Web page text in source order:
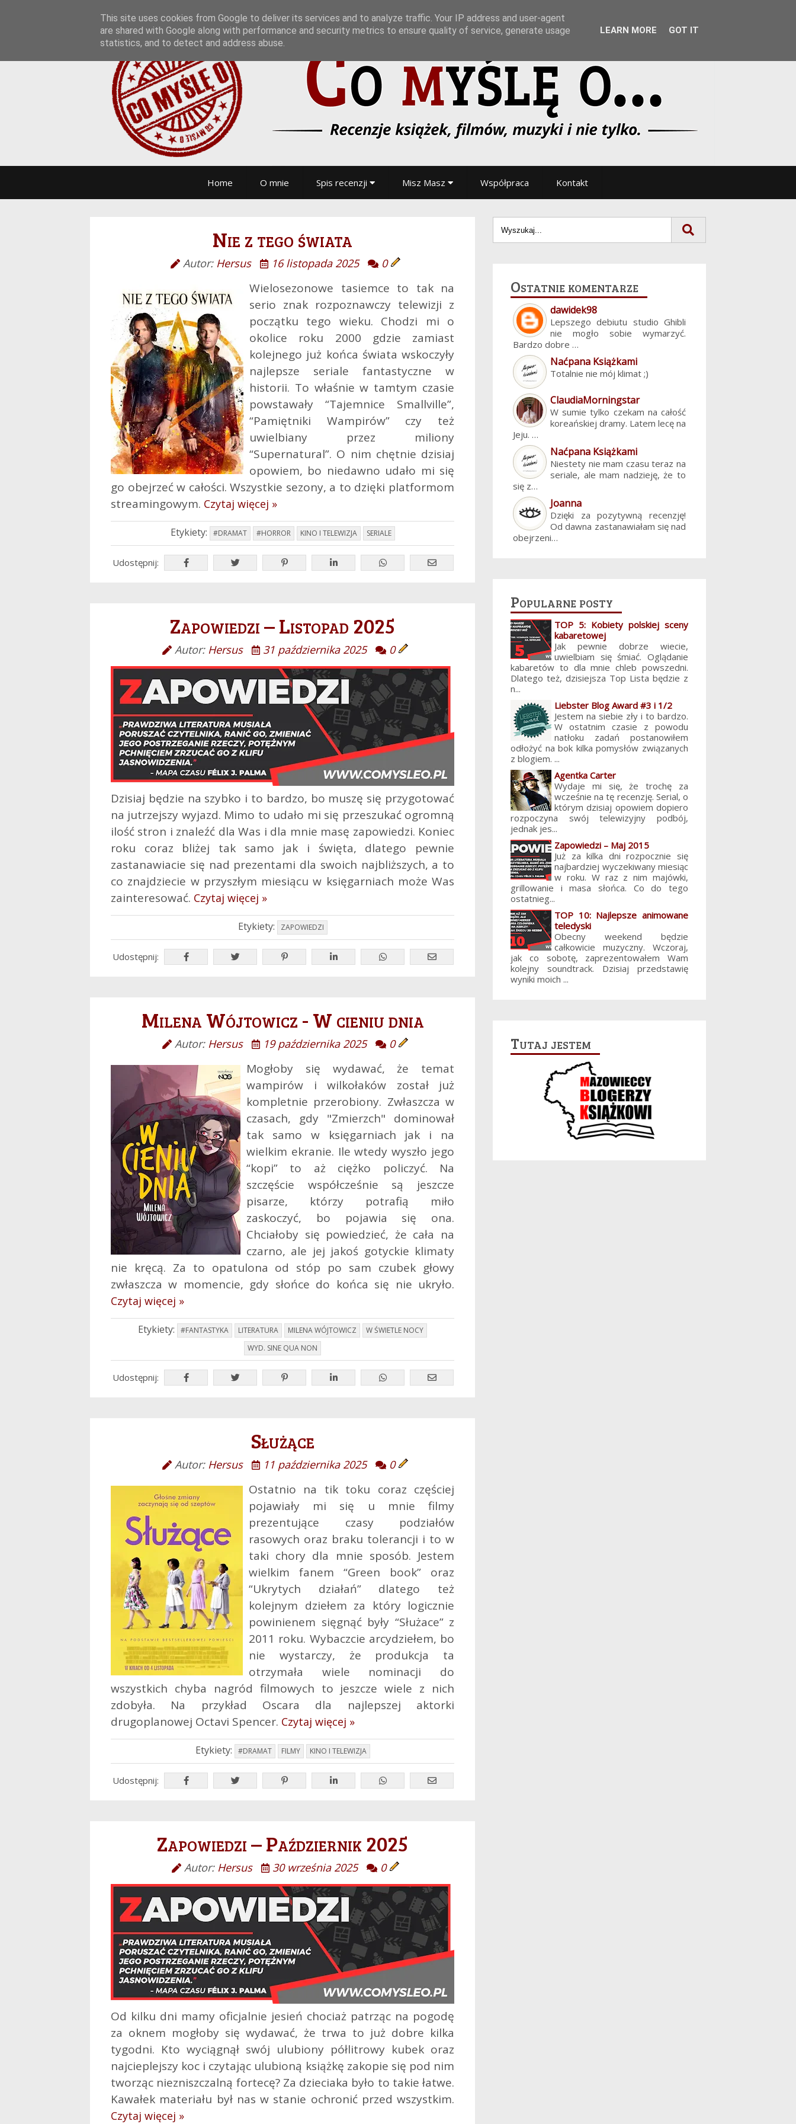
Home O mnie Spis recenzji Misz Masz Współpraca Kontakt
Nie z tego świata
Autor: Hersus 16 listopada 2025 0
Wielosezonowe tasiemce to tak na
serio znak rozpoznawczy telewizji z
początku tego wieku. Chodzi mi o
okolice roku 2000 gdzie zamiast
kolejnego już końca świata wskoczyły
najlepsze seriale fantastyczne w
historii. To właśnie w tamtym czasie
powstawały “Tajemnice Smallville”,
“Pamiętniki Wampirów” czy też
uwielbiany przez miliony
“Supernatural”. O nim chętnie dzisiaj
opowiem, bo niedawno udało mi się
go obejrzeć w całości. Wszystkie sezony, a to dzięki platformom
streamingowym. Czytaj więcej »
Etykiety: #DRAMAT #HORROR KINO I TELEWIZJA SERIALE
Udostępnij:
Zapowiedzi – Listopad 2025
Autor: Hersus 31 października 2025 0
Dzisiaj będzie na szybko i to bardzo, bo muszę się przygotować
na jutrzejszy wyjazd. Mimo to udało mi się przeszukać ogromną
ilość stron i znaleźć dla Was i dla mnie masę zapowiedzi. Koniec
roku coraz bliżej tak samo jak i święta, dlatego pewnie
zastanawiacie się nad prezentami dla swoich najbliższych, a to
co znajdziecie w przyszłym miesiącu w księgarniach może Was
zainteresować. Czytaj więcej »
Etykiety: ZAPOWIEDZI
Udostępnij:
Milena Wójtowicz - W cieniu dnia
Autor: Hersus 19 października 2025 0
Mogłoby się wydawać, że temat
wampirów i wilkołaków został już
kompletnie przerobiony. Zwłaszcza w
czasach, gdy "Zmierzch" dominował
tak samo w księgarniach jak i na
wielkim ekranie. Ile wtedy wyszło jego
“kopi” to aż ciężko policzyć. Na
szczęście współcześnie są jeszcze
pisarze, którzy potrafią miło
zaskoczyć, bo pojawia się ona.
Chciałoby się powiedzieć, że cała na
czarno, ale jej jakoś gotyckie klimaty
nie kręcą. Za to opatulona od stóp po sam czubek głowy
zwłaszcza w momencie, gdy słońce do końca się nie ukryło.
Czytaj więcej »
Etykiety: #FANTASTYKA LITERATURA MILENA WÓJTOWICZ
W ŚWIETLE NOCY
WYD. SINE QUA NON
Udostępnij:
Służące
Autor: Hersus 11 października 2025 0
Ostatnio na tik toku coraz częściej
pojawiały mi się u mnie filmy
prezentujące czasy podziałów
rasowych oraz braku tolerancji i to w
taki chory dla mnie sposób. Jestem
wielkim fanem “Green book” oraz
“Ukrytych działań” dlatego też
kolejnym dziełem za który logicznie
powinienem sięgnąć były “Służace” z
2011 roku. Wybaczcie arcydziełem, bo
nie wystarczy, że produkcja ta
otrzymała wiele nominacji do
wszystkich chyba nagród filmowych to jeszcze wiele z nich
zdobyła. Na przykład Oscara dla najlepszej aktorki
drugoplanowej Octavi Spencer. Czytaj więcej »
Etykiety: #DRAMAT FILMY KINO I TELEWIZJA
Udostępnij:
Zapowiedzi – Październik 2025
Autor: Hersus 30 września 2025 0
Od kilku dni mamy oficjalnie jesień chociaż patrząc na pogodę
za oknem mogłoby się wydawać, że trwa to już dobre kilka
tygodni. Kto wyciągnął swój ulubiony półlitrowy kubek oraz
najcieplejszy koc i czytając ulubioną książkę zakopie się pod nim
tworząc niezniszczalną fortecę? Za dzieciaka było to takie łatwe.
Kawałek materiału był nas w stanie ochronić przed wszystkim.
Czytaj więcej »
Ostatnie komentarze
dawidek98
Lepszego debiutu studio Ghibli
nie mogło sobie wymarzyć.
Bardzo dobre …
Naćpana Książkami
Totalnie nie mój klimat ;)
ClaudiaMorningstar
W sumie tylko czekam na całość
koreańskiej dramy. Latem lecę na
Jeju. …
Naćpana Książkami
Niestety nie mam czasu teraz na
seriale, ale mam nadzieję, że to
się z…
Joanna
Dzięki za pozytywną recenzję!
Od dawna zastanawiałam się nad
obejrzeni…
Popularne posty
TOP 5: Kobiety polskiej sceny
kabaretowej
Jak pewnie dobrze wiecie,
uwielbiam się śmiać. Oglądanie
kabaretów to dla mnie chleb powszedni.
Dlatego też, dzisiejsza Top Lista będzie z
n...
Liebster Blog Award #3 i 1/2
Jestem na siebie zły i to bardzo.
W ostatnim czasie z powodu
natłoku zadań postanowiłem
odłożyć na bok kilka pomysłów związanych
z blogiem. ...
Agentka Carter
Wydaje mi się, że trochę za
wcześnie na tę recenzję. Serial, o
którym dzisiaj opowiem dopiero
rozpoczyna swój telewizyjny podbój,
jednak jes...
Zapowiedzi – Maj 2015
Już za kilka dni rozpocznie się
najbardziej wyczekiwany miesiąc
w roku. W raz z nim majówki,
grillowanie i masa słońca. Co do tego
ostatnieg...
TOP 10: Najlepsze animowane
teledyski
Obecny weekend będzie
całkowicie muzyczny. Wczoraj,
jak co sobotę, zaprezentowałem Wam
kolejny soundtrack. Dzisiaj przedstawię
wyniki moich ...
Tutaj jestem
This site uses cookies from Google to deliver its services and to analyze traffic. Your IP address and user-agent
are shared with Google along with performance and security metrics to ensure quality of service, generate usage
statistics, and to detect and address abuse.
LEARN MORE GOT IT